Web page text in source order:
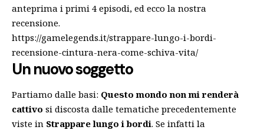
anteprima i primi 4 episodi, ed ecco la nostra
recensione.
https://gamelegends.it/strappare-lungo-i-bordi-
recensione-cintura-nera-come-schiva-vita/
Un nuovo soggetto
Partiamo dalle basi: Questo mondo non mi renderà
cattivo si discosta dalle tematiche precedentemente
viste in Strappare lungo i bordi. Se infatti la